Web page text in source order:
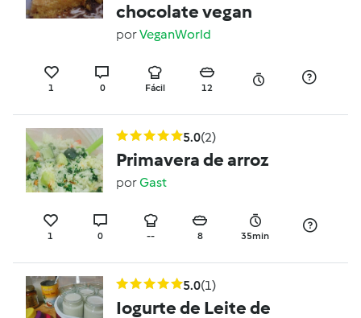
chocolate vegan
porVeganWorld
1 0 Fácil 12
5.0(2)
Primavera de arroz
porGast
1 0 -- 8 35min
5.0(1)
Iogurte de Leite de